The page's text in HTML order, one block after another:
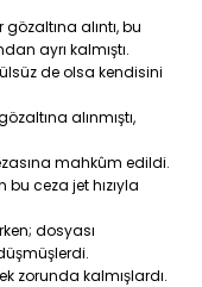
alıntı, bu
ayrı kalmıştı.
de olsa kendisini
alınmıştı,
mahkûm edildi.
ceza jet hızıyla
dosyası
zorunda kalmışlardı.